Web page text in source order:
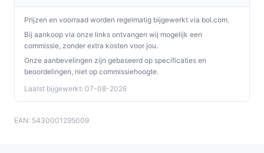
Prijzen en voorraad worden regelmatig bijgewerkt via bol.com.
Bij aankoop via onze links ontvangen wij mogelijk een
commissie, zonder extra kosten voor jou.
Onze aanbevelingen zijn gebaseerd op specificaties en
beoordelingen, niet op commissiehoogte.
Laatst bijgewerkt: 07-08-2026
EAN: 5430001295009